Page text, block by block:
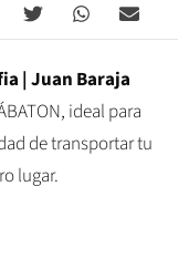
| Juan Baraja
ideal para
de transportar tu
lugar.